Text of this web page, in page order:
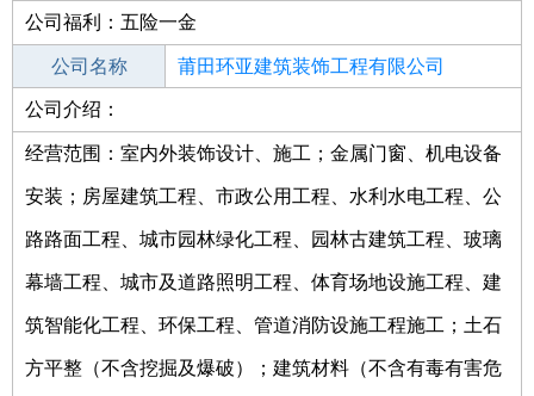
其他行业
公司福利：五险一金
公司名称 莆田环亚建筑装饰工程有限公司
公司类型
公司介绍：
经营范围：室内外装饰设计、施工；金属门窗、机电设备
安装；房屋建筑工程、市政公用工程、水利水电工程、公
路路面工程、城市园林绿化工程、园林古建筑工程、玻璃
幕墙工程、城市及道路照明工程、体育场地设施工程、建
筑智能化工程、环保工程、管道消防设施工程施工；土石
方平整（不含挖掘及爆破）；建筑材料（不含有毒有害危